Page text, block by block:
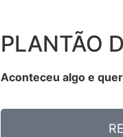
PLANTÃO
Aconteceu algo e